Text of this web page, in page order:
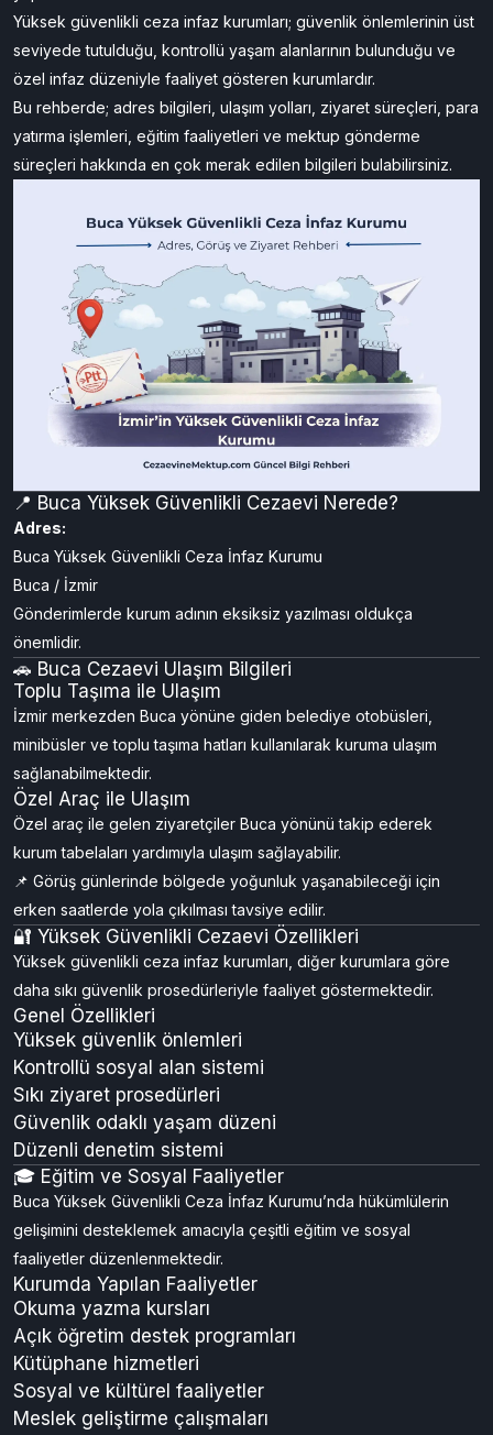
Yüksek güvenlikli ceza infaz kurumları; güvenlik önlemlerinin üst
seviyede tutulduğu, kontrollü yaşam alanlarının bulunduğu ve
özel infaz düzeniyle faaliyet gösteren kurumlardır.
Bu rehberde; adres bilgileri, ulaşım yolları, ziyaret süreçleri, para
yatırma işlemleri, eğitim faaliyetleri ve mektup gönderme
süreçleri hakkında en çok merak edilen bilgileri bulabilirsiniz.
📍 Buca Yüksek Güvenlikli Cezaevi Nerede?
Adres:
Buca Yüksek Güvenlikli Ceza İnfaz Kurumu
Buca / İzmir
Gönderimlerde kurum adının eksiksiz yazılması oldukça
önemlidir.
🚗 Buca Cezaevi Ulaşım Bilgileri
Toplu Taşıma ile Ulaşım
İzmir merkezden Buca yönüne giden belediye otobüsleri,
minibüsler ve toplu taşıma hatları kullanılarak kuruma ulaşım
sağlanabilmektedir.
Özel Araç ile Ulaşım
Özel araç ile gelen ziyaretçiler Buca yönünü takip ederek
kurum tabelaları yardımıyla ulaşım sağlayabilir.
📌 Görüş günlerinde bölgede yoğunluk yaşanabileceği için
erken saatlerde yola çıkılması tavsiye edilir.
🔐 Yüksek Güvenlikli Cezaevi Özellikleri
Yüksek güvenlikli ceza infaz kurumları, diğer kurumlara göre
daha sıkı güvenlik prosedürleriyle faaliyet göstermektedir.
Genel Özellikleri
Yüksek güvenlik önlemleri
Kontrollü sosyal alan sistemi
Sıkı ziyaret prosedürleri
Güvenlik odaklı yaşam düzeni
Düzenli denetim sistemi
🎓 Eğitim ve Sosyal Faaliyetler
Buca Yüksek Güvenlikli Ceza İnfaz Kurumu’nda hükümlülerin
gelişimini desteklemek amacıyla çeşitli eğitim ve sosyal
faaliyetler düzenlenmektedir.
Kurumda Yapılan Faaliyetler
Okuma yazma kursları
Açık öğretim destek programları
Kütüphane hizmetleri
Sosyal ve kültürel faaliyetler
Meslek geliştirme çalışmaları